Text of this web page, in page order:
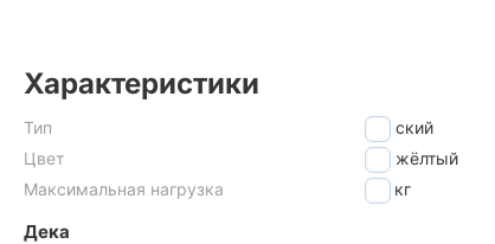
Характеристики
Тип
Детский
Цвет
жёлтый
Максимальная нагрузка
50 кг
Дека